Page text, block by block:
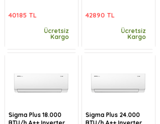
40185 TL
Ücretsiz
Kargo
Sigma Plus 18.000
42890 TL
Ücretsiz
Kargo
Sigma Plus 24.000